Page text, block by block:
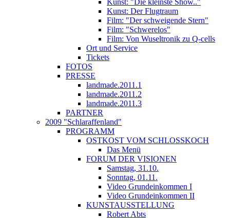
Kunst: "Die kleinste Show.."
Kunst: Der Flugtraum
Film: "Der schweigende Stern"
Film: "Schwerelos"
Film: Von Wuseltronik zu Q-cells
Ort und Service
Tickets
FOTOS
PRESSE
landmade.2011.1
landmade.2011.2
landmade.2011.3
PARTNER
2009 "Schlaraffenland"
PROGRAMM
OSTKOST VOM SCHLOSSKOCH
Das Menü
FORUM DER VISIONEN
Samstag, 31.10.
Sonntag, 01.11.
Video Grundeinkommen I
Video Grundeinkommen II
KUNSTAUSSTELLUNG
Robert Abts